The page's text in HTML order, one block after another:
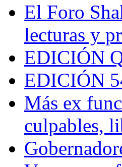
El Foro
lecturas y
EDICIÓN
EDICIÓN
Más ex
culpables,